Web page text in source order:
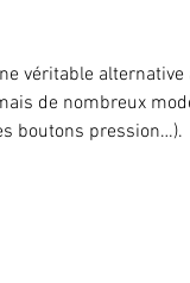
véritable
de nombreux
boutons pression…).